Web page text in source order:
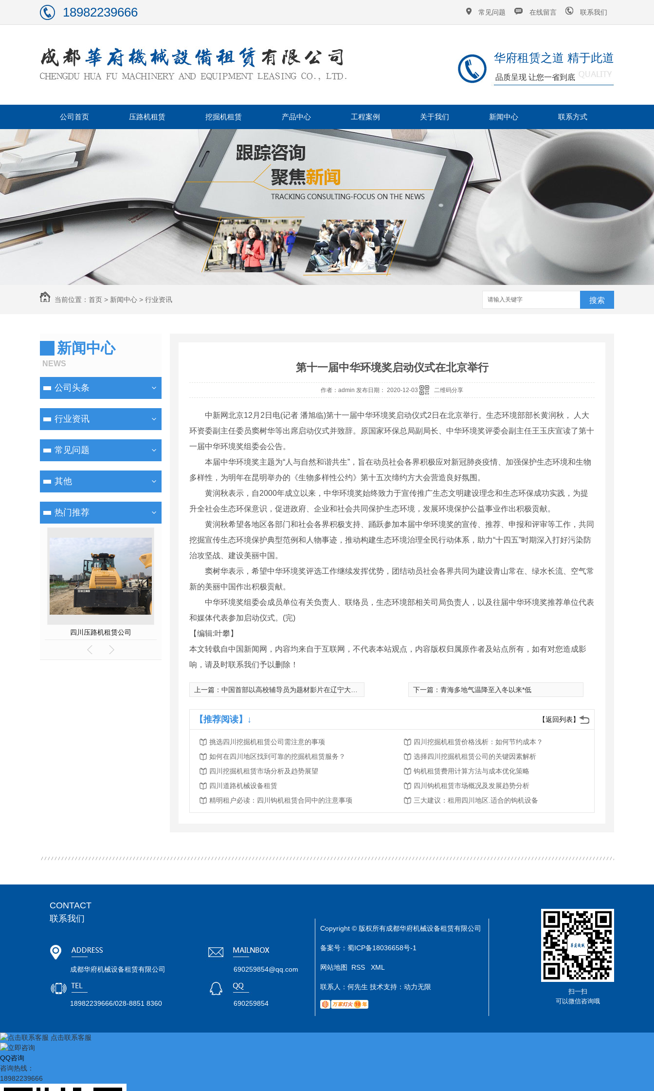
18982239666 常见问题 在线留言 联系我们
华府租赁之道 精于此道
品质呈现 让您一省到底
公司首页 压路机租赁 挖掘机租赁 产品中心 工程案例 关于我们 新闻中心 联系方式
当前位置： 首页 > 新闻中心 > 行业资讯 搜索
新闻中心
NEWS
公司头条
行业资讯
常见问题
其他
热门推荐
四川挖掘机租赁厂家 四川压路机租赁厂家
第十一届中华环境奖启动仪式在北京举行
作者：admin 发布日期： 2020-12-03 二维码分享
中新网北京12月2日电(记者 潘旭临)第十一届中华环境奖启动仪式2日在北京举行。生态环境部部长黄润秋， 人大
环资委副主任委员窦树华等出席启动仪式并致辞。原国家环保总局副局长、中华环境奖评委会副主任王玉庆宣读了第十
一届中华环境奖组委会公告。
本届中华环境奖主题为“人与自然和谐共生”，旨在动员社会各界积极应对新冠肺炎疫情、加强保护生态环境和生物
多样性，为明年在昆明举办的《生物多样性公约》第十五次缔约方大会营造良好氛围。
黄润秋表示，自2000年成立以来，中华环境奖始终致力于宣传推广生态文明建设理念和生态环保成功实践，为提
升全社会生态环保意识，促进政府、企业和社会共同保护生态环境，发展环境保护公益事业作出积极贡献。
黄润秋希望各地区各部门和社会各界积极支持、踊跃参加本届中华环境奖的宣传、推荐、申报和评审等工作，共同
挖掘宣传生态环境保护典型范例和人物事迹，推动构建生态环境治理全民行动体系，助力“十四五”时期深入打好污染防
治攻坚战、建设美丽中国。
窦树华表示，希望中华环境奖评选工作继续发挥优势，团结动员社会各界共同为建设青山常在、绿水长流、空气常
新的美丽中国作出积极贡献。
中华环境奖组委会成员单位有关负责人、联络员，生态环境部相关司局负责人，以及往届中华环境奖推荐单位代表
和媒体代表参加启动仪式。(完)
【编辑:叶攀】
本文转载自中国新闻网，内容均来自于互联网，不代表本站观点，内容版权归属原作者及站点所有，如有对您造成影
响，请及时联系我们予以删除！
上一篇： 中国首部以高校辅导员为题材影片在辽宁大连开机 下一篇： 青海多地气温降至入冬以来*低
【返回列表】
【推荐阅读】↓
挑选四川挖掘机租赁公司需注意的事项
四川挖掘机租赁价格浅析：如何节约成本？
如何在四川地区找到可靠的挖掘机租赁服务？
选择四川挖掘机租赁公司的关键因素解析
四川挖掘机租赁市场分析及趋势展望
钩机租赁费用计算方法与成本优化策略
四川道路机械设备租赁
四川钩机租赁市场概况及发展趋势分析
精明租户必读：四川钩机租赁合同中的注意事项
三大建议：租用四川地区.适合的钩机设备
CONTACT
联系我们
成都华府机械设备租赁有限公司 690259854@qq.com
18982239666/028-8851 8360 690259854
Copyright © 版权所有成都华府机械设备租赁有限公司
备案号： 蜀ICP备18036658号-1
网站地图 RSS XML
联系人：何先生 技术支持： 动力无限
扫一扫
可以微信咨询哦
点击联系客服
QQ咨询
咨询热线：
18982239666